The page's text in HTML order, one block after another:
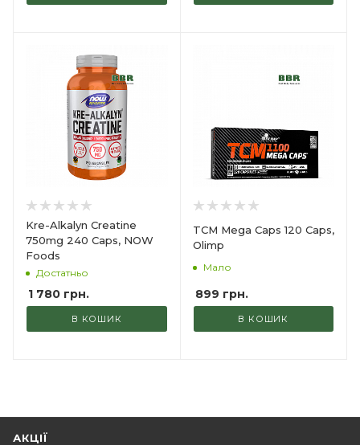
Kre-Alkalyn Creatine
750mg 240 Caps, NOW
Foods
Достатньо
1 780 грн.
В КОШИК
TCM Mega Caps 120 Сaps,
Olimp
Мало
899 грн.
В КОШИК
АКЦІЇ